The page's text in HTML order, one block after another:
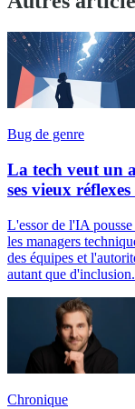
Bug de genre
La tech veut un
ses vieux réflexes
L'essor de l'IA pousse
les managers
des équipes et
autant que
Chronique